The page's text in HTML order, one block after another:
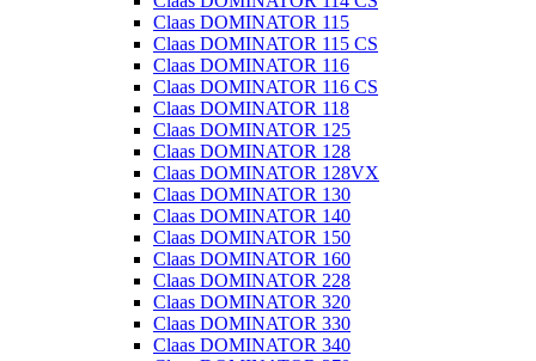
Claas DOMINATOR 115
Claas DOMINATOR 115 CS
Claas DOMINATOR 116
Claas DOMINATOR 116 CS
Claas DOMINATOR 118
Claas DOMINATOR 125
Claas DOMINATOR 128
Claas DOMINATOR 128VX
Claas DOMINATOR 130
Claas DOMINATOR 140
Claas DOMINATOR 150
Claas DOMINATOR 160
Claas DOMINATOR 228
Claas DOMINATOR 320
Claas DOMINATOR 330
Claas DOMINATOR 340